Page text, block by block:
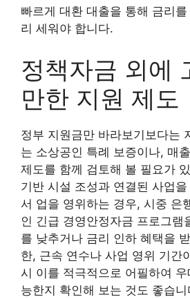
빠르게 대환 대출을 통해 금리
리 세워야 합니다.
정책자금 외에
만한 지원 제도
정부 지원금만 바라보기보다는
는 소상공인 특례 보증이나, 매
제도를 함께 검토해 볼 필요가
기반 시설 조성과 연결된 사업
서 업을 영위하는 경우, 시중 은
인 긴급 경영안정자금 프로그램
를 낮추거나 금리 인하 혜택을
한, 근속 연수나 사업 영위 기간
시 이를 적극적으로 어필하여
능한지 확인해 보는 것도 좋습